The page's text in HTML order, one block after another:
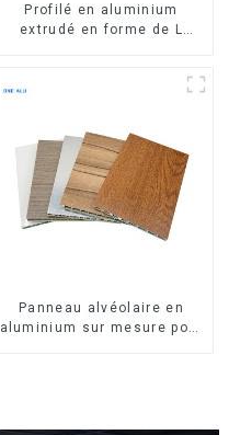
Profilé en aluminium
extrudé en forme de L
Panneau alvéolaire en
aluminium sur mesure pour